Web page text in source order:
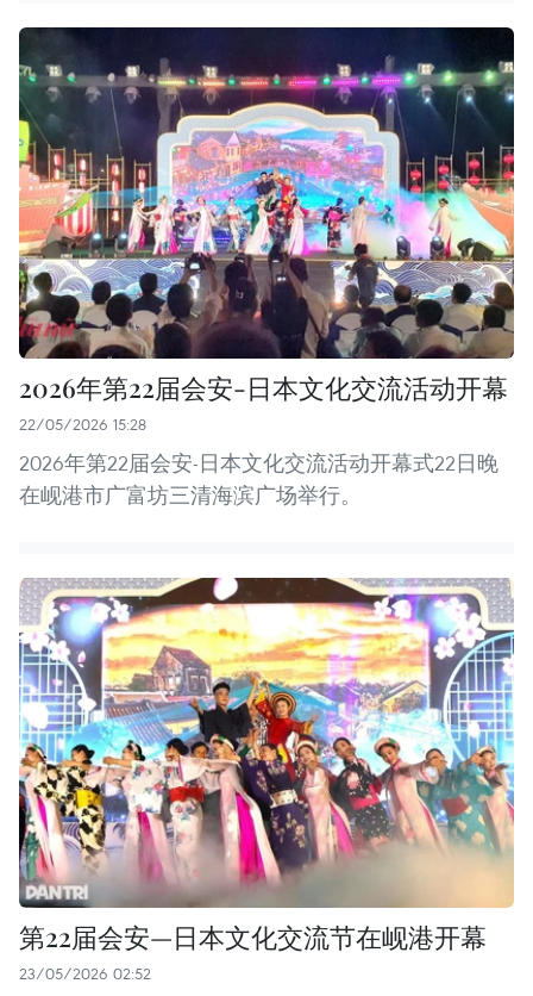
2026年第22届会安-日本文化交流活动开幕
22/05/2026 15:28
2026年第22届会安-日本文化交流活动开幕式22日晚
在岘港市广富坊三清海滨广场举行。
第22届会安—日本文化交流节在岘港开幕
23/05/2026 02:52